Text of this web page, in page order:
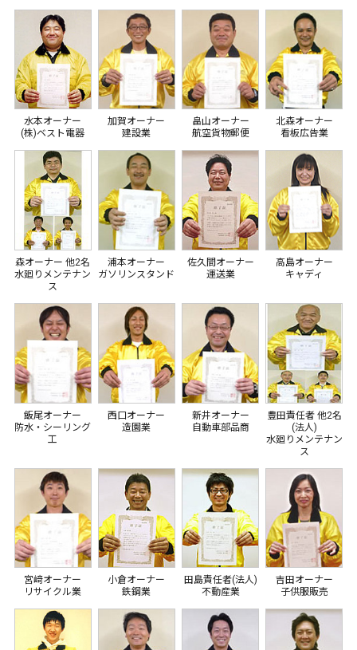
水本オーナー
(株)ベスト電器
加賀オーナー
建設業
畠山オーナー
航空貨物郵便
北森オーナー
看板広告業
森オーナー 他2名
水廻りメンテナン
ス
浦本オーナー
ガソリンスタンド
佐久間オーナー
運送業
高島オーナー
キャディ
飯尾オーナー
防水・シーリング
工
西口オーナー
造園業
新井オーナー
自動車部品商
豊田責任者 他2名
(法人)
水廻りメンテナン
ス
宮﨑オーナー
リサイクル業
小倉オーナー
鉄鋼業
田島責任者(法人)
不動産業
吉田オーナー
子供服販売